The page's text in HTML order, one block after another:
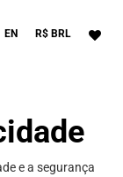
EN R$ BRL
e a segurança